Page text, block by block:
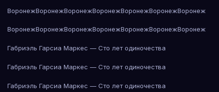
ВоронежВоронежВоронежВоронежВоронежВоронежВоронеж
ВоронежВоронежВоронежВоронежВоронежВоронежВоронеж
Габриэль Гарсиа Маркес — Сто лет одиночества
Габриэль Гарсиа Маркес — Сто лет одиночества
Габриэль Гарсиа Маркес — Сто лет одиночества